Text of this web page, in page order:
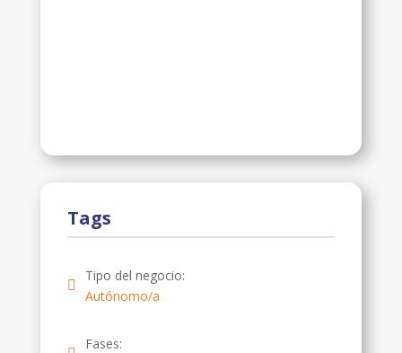
Tags
Tipo del negocio:
Autónomo/a
Fases: